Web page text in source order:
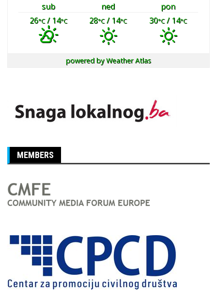
sub ned
pon
26°C/ 14°C 28°C/ 14°C 30°C/ 14°C
powered byWeather Atlas
MEMBERS